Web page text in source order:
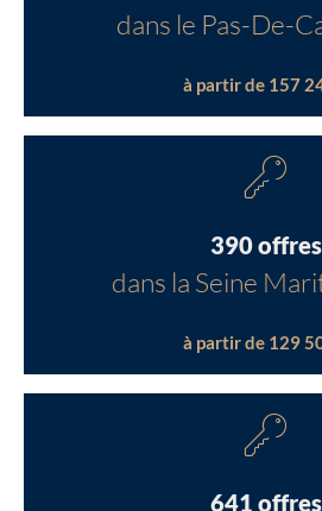
dans le Pas-De-
à partir de 157
390 offres
dans la Seine
à partir de 129
641 offres